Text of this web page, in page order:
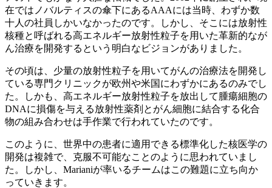
在ではノバルティスの傘下にあるAAAには当時、わずか数
十人の社員しかいなかったのです。しかし、そこには放射性
核種と呼ばれる高エネルギー放射性粒子を用いた革新的なが
ん治療を開発するという明白なビジョンがありました。
その頃は、少量の放射性粒子を用いてがんの治療法を開発し
ている専門クリニックが欧州や米国にわずかにあるのみでし
た。しかも、高エネルギー放射性粒子を放出して腫瘍細胞の
DNAに損傷を与える放射性薬剤とがん細胞に結合する化合
物の組み合わせは手作業で行われていたのです。
このように、世界中の患者に適用できる標準化した核医学の
開発は複雑で、克服不可能なことのように思われていまし
た。しかし、Marianiが率いるチームはこの難題に立ち向か
っていきます。